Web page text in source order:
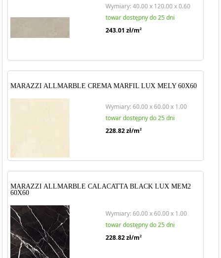
Wymiary: 40.00 x 120.00 x 0.60
towar dostępny do 25 dni
243.01 zł/m2
MARAZZI ALLMARBLE CREMA MARFIL LUX MELY 60X60
Wymiary: 60.00 x 60.00 x 1.00
towar dostępny do 25 dni
228.82zł/m2
MARAZZI ALLMARBLE CALACATTA BLACK LUX MEM2
60X60
Wymiary: 60.00 x 60.00 x 1.00
towar dostępny do 25 dni
228.82zł/m2